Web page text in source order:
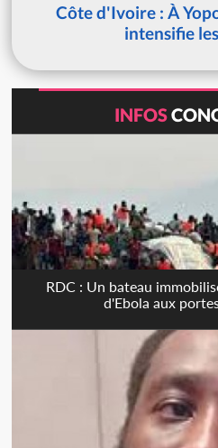
Côte d'Ivoire : À
intensifie
INFOS
RDC : Un bateau
d'Ebola aux